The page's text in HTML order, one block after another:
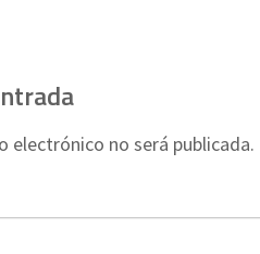
electrónico no será publicada.